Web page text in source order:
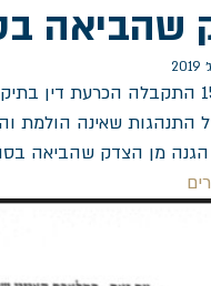
שהביאה
ב 15.1.2019 התקבלה הכרעת
התנהגות שאינה הולמת
מן הצדק שהביאה